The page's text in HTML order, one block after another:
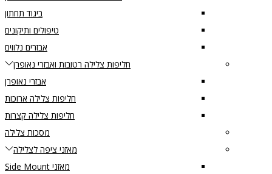
ביגוד תחתון
טיפולים ותיקונים
אבזרים נלווים
חליפות צלילה רטובות ואבזרי נאופרן
אבזרי נאופרן
חליפות צלילה ארוכות
חליפות צלילה קצרות
מסכות צלילה
מאזני ציפה לצלילה
מאזני Side Mount